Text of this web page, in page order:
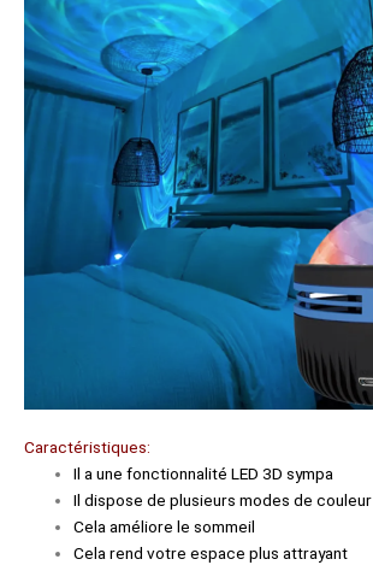
Caractéristiques:
Il a une fonctionnalité LED 3D sympa
Il dispose de plusieurs modes de couleur
Cela améliore le sommeil
Cela rend votre espace plus attrayant